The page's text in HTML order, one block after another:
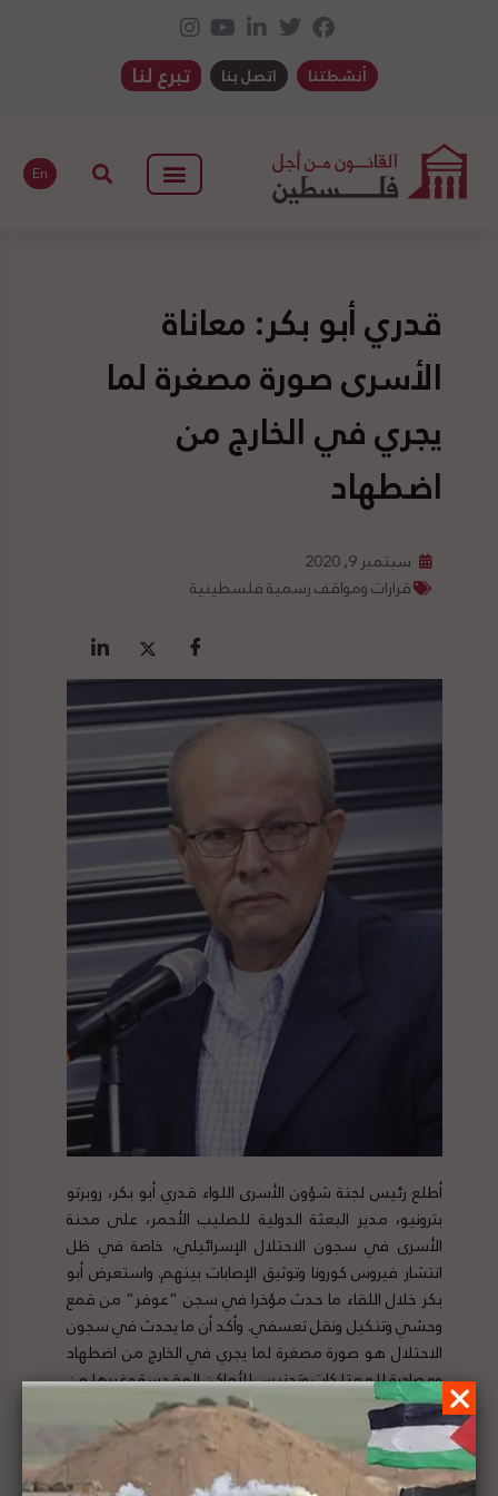
أنشطتنا اتصل بنا تبرع لنا
En
قدري أبو بكر: معاناة
الأسرى صورة مصغرة لما
يجري في الخارج من
اضطهاد
سبتمبر 9, 2020
قرارات ومواقف رسمية فلسطينية
أطلع رئيس لجنة شؤون الأسرى اللواء قدري أبو بكر، روبرتو
بترونيو، مدير البعثة الدولية للصليب الأحمر، على محنة
الأسرى في سجون الاحتلال الإسرائيلي، خاصة في ظل
انتشار فيروس كورونا وتوثيق الإصابات بينهم. واستعرض أبو
بكر خلال اللقاء ما حدث مؤخرا في سجن “عوفر” من قمع
وحشي وتنكيل ونقل تعسفي. وأكد أن ما يحدث في سجون
الاحتلال هو صورة مصغرة لما يجري في الخارج من اضطهاد
ومصادرة للممتلكات وتدنيس للأماكن المقدسة وغيرها من
الانتهاكات التي تلتهم الحق الفلسطيني. لتفاصيل الخبر
ومصدره الأصلي،